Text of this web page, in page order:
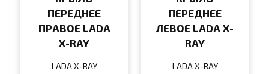
ПЕРЕДНЕЕ
ПРАВОЕ LADA
X-RAY
LADA X-RAY
ПЕРЕДНЕЕ
ЛЕВОЕ LADA X-
RAY
LADA X-RAY